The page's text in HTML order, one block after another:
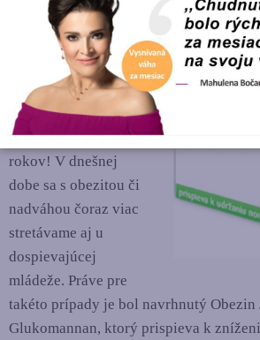
Obezin Junior ako
správne tušíte je
určený pre detiod 15
do 18rokov. Nie je
vhodný pre deti do 15
rokov! V dnešnej
dobe sa s obezitou či
nadváhou čoraz viac
stretávame aj u
dospievajúcej
mládeže. Práve pre
takéto prípady je bol navrhnutý Obezin
Glukomannan, ktorý prispieva k